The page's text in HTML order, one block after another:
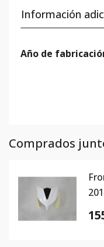
Información
Año de
Comprados